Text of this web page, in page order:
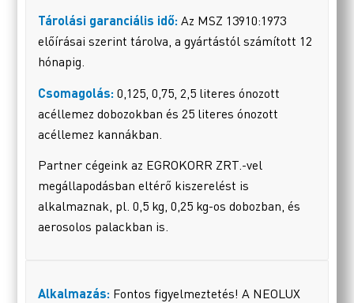
Tárolási garanciális idő: Az MSZ 13910:1973
előírásai szerint tárolva, a gyártástól számított 12
hónapig.
Csomagolás: 0,125, 0,75, 2,5 literes ónozott
acéllemez dobozokban és 25 literes ónozott
acéllemez kannákban.
Partner cégeink az EGROKORR ZRT.-vel
megállapodásban eltérő kiszerelést is
alkalmaznak, pl. 0,5 kg, 0,25 kg-os dobozban, és
aerosolos palackban is.
Alkalmazás: Fontos figyelmeztetés! A NEOLUX